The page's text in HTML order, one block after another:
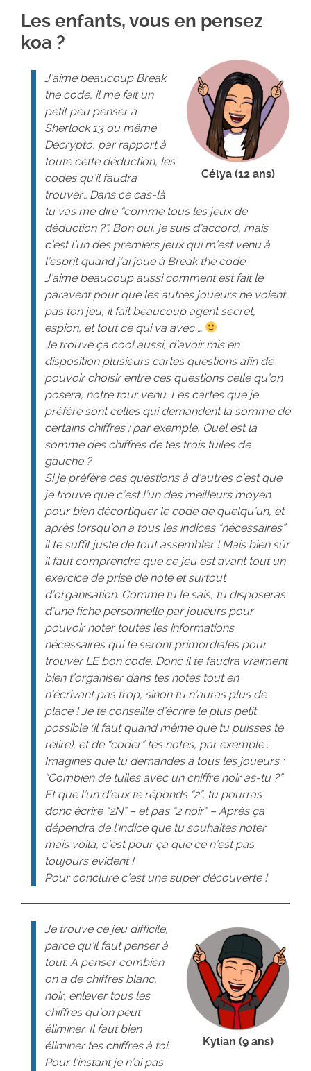
Les enfants, vous en pensez
koa ?
Célya (12 ans)
J’aime beaucoupBreak
the code, il me fait un
petit peu penser à
Sherlock 13 ou même
Decrypto, par rapport à
toute cette déduction, les
codes qu’il faudra
trouver… Dans ce cas-là
tu vas me dire “comme tous les jeux de
déduction ?”. Bon oui, je suis d’accord, mais
c’est l’un des premiers jeux qui m’est venu à
l’esprit quand j’ai joué à Break the code.
J’aime beaucoup aussi comment est fait le
paravent pour que les autres joueurs ne voient
pas ton jeu, il fait beaucoup agent secret,
espion, et tout ce qui va avec …
Je trouve ça cool aussi, d’avoir mis en
disposition plusieurs cartes questions afin de
pouvoir choisir entre ces questions celle qu’on
posera, notre tour venu. Les cartes que je
préfère sont celles qui demandent la somme de
certains chiffres : par exemple, Quel est la
somme des chiffres de tes trois tuiles de
gauche ?
Si je préfère ces questions à d’autres c’est que
je trouve que c’est l’un des meilleurs moyen
pour bien décortiquer le code de quelqu’un, et
après lorsqu’on a tous les indices “nécessaires”
il te suffit juste de tout assembler ! Mais bien sûr
il faut comprendre que ce jeu est avant tout un
exercice de prise de note et surtout
d’organisation. Comme tu le sais, tu disposeras
d’une fiche personnelle par joueurs pour
pouvoir noter toutes les informations
nécessaires qui te seront primordiales pour
trouver LE bon code. Donc il te faudra vraiment
bien t’organiser dans tes notes tout en
n’écrivant pas trop, sinon tu n’auras plus de
place ! Je te conseille d’écrire le plus petit
possible (il faut quand même que tu puisses te
relire), et de “coder” tes notes, par exemple :
Imagines que tu demandes à tous les joueurs :
“Combien de tuiles avec un chiffre noir as-tu ?”
Et que l’un d’eux te réponds “2”, tu pourras
donc écrire “2N” – et pas “2 noir” – Après ça
dépendra de l’indice que tu souhaites noter
mais voilà, c’est pour ça que ce n’est pas
toujours évident !
Pour conclure c’est une super découverte !
Kylian (9 ans)
Je trouve ce jeu difficile,
parce qu’il faut penser à
tout. À penser combien
on a de chiffres blanc,
noir, enlever tous les
chiffres qu’on peut
éliminer. Il faut bien
éliminer tes chiffres à toi.
Pour l’instant je n’ai pas